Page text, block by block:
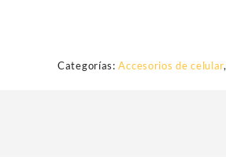
Categorías:Accesorios de celular,